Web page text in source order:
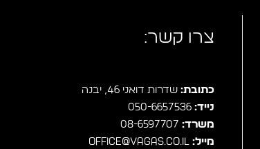
צרו קשר:
כתובת: שדרות דואני 46, יבנה
נייד: 050-6657536
משרד: 08-6597707
מייל: office@vagas.co.il